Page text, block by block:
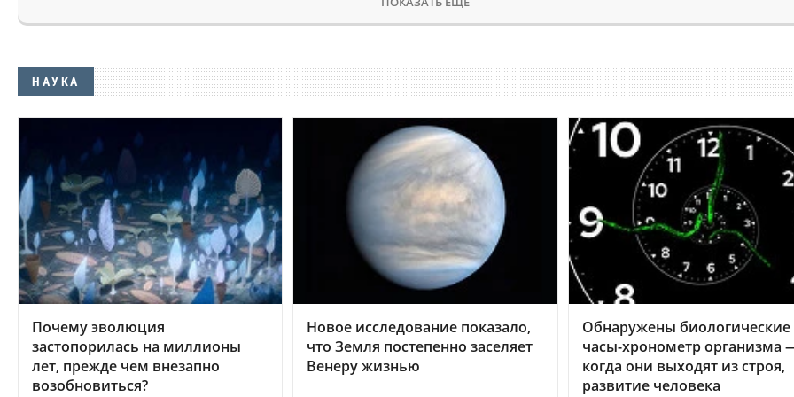
НАУКА
Почему эволюция
застопорилась на миллионы
лет, прежде чем внезапно
возобновиться?
Новое исследование показало,
что Земля постепенно заселяет
Венеру жизнью
Обнаружены биологические
часы-хронометр организма
когда они выходят из строя,
развитие человека